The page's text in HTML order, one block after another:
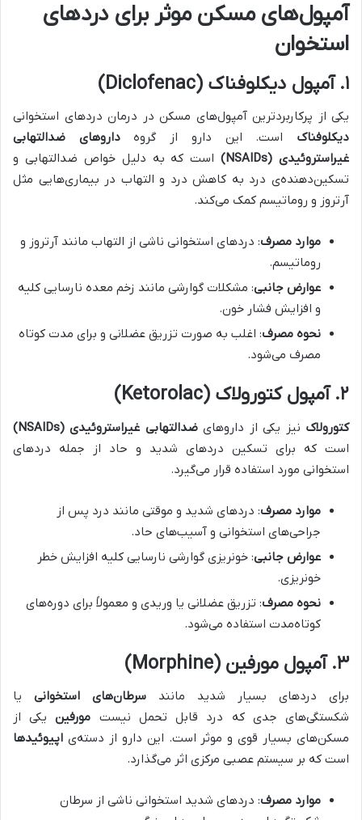
آمپول‌های مسکن موثر برای دردهای
استخوان
۱.آمپول دیکلوفناک (Diclofenac)
یکی از پرکاربردترین آمپول‌های مسکن در درمان دردهای استخوانی
دیکلوفناک است. این دارو از گروهداروهای ضدالتهابی
غیراستروئیدی (NSAIDs)
است که به دلیل خواص ضدالتهابی و
تسکین‌دهنده‌ی درد به کاهش درد و التهاب در بیماری‌هایی مثل
آرتروز و روماتیسم کمک می‌کند.
موارد مصرف: دردهای استخوانی ناشی از التهاب مانند آرتروز و
روماتیسم.
عوارض جانبی: مشکلات گوارشی مانند زخم معده نارسایی کلیه
و افزایش فشار خون.
نحوه مصرف: اغلب به صورت تزریق عضلانی و برای مدت کوتاه
مصرف می‌شود.
۲.آمپول کتورولاک (Ketorolac)
کتورولاک نیز یکی از داروهایضدالتهابی غیراستروئیدی(NSAIDs)
است که برای تسکین دردهای شدید و حاد از جمله دردهای
استخوانی مورد استفاده قرار می‌گیرد.
موارد مصرف: دردهای شدید و موقتی مانند درد پس از
جراحی‌های استخوانی و آسیب‌های حاد.
عوارض جانبی: خونریزی گوارشی نارسایی کلیه افزایش خطر
خونریزی.
نحوه مصرف: تزریق عضلانی یا وریدی و معمولاً برای دوره‌های
کوتاه‌مدت استفاده می‌شود.
۳.آمپول مورفین (Morphine)
برای دردهای بسیار شدید مانند سرطان‌های استخوانی یا
شکستگی‌های جدی که درد قابل تحمل نیست مورفینیکی از
مسکن‌های بسیار قوی و موثر است. این دارو از دسته‌ی اپیوئیدها
است که بر سیستم عصبی مرکزی اثر می‌گذارد.
موارد مصرف: دردهای شدید استخوانی ناشی از سرطان